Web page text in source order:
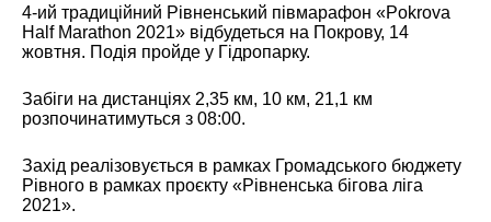
4-ий традиційний Рівненський півмарафон «Pokrova
Half Marathon 2021» відбудеться на Покрову, 14
жовтня. Подія пройде у Гідропарку.
Забіги на дистанціях 2,35 км, 10 км, 21,1 км
розпочинатимуться з 08:00.
Захід реалізовується в рамках Громадського бюджету
Рівного в рамках проєкту «Рівненська бігова ліга
2021».